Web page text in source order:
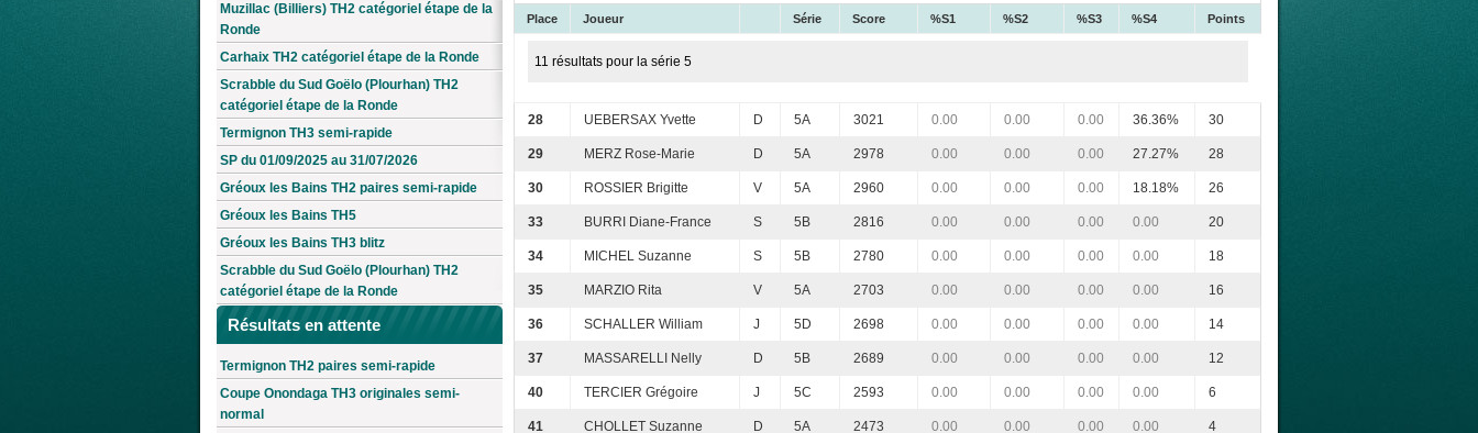
Muzillac (Billiers) TH2 catégoriel étape de la
Ronde
Carhaix TH2 catégoriel étape de la Ronde
Scrabble du Sud Goëlo (Plourhan) TH2
catégoriel étape de la Ronde
Termignon TH3 semi-rapide
SP du 01/09/2025 au 31/07/2026
Gréoux les Bains TH2 paires semi-rapide
Gréoux les Bains TH5
Gréoux les Bains TH3 blitz
Scrabble du Sud Goëlo (Plourhan) TH2
catégoriel étape de la Ronde
Résultats en attente
Termignon TH2 paires semi-rapide
Coupe Onondaga TH3 originales semi-
normal
Place Joueur Série Score %S1 %S2 %S3 %S4 Points
11 résultats pour la série 5
28 UEBERSAX Yvette D 5A 3021 0.00 0.00 0.00 36.36% 30
29 MERZ Rose-Marie D 5A 2978 0.00 0.00 0.00 27.27% 28
30 ROSSIER Brigitte V 5A 2960 0.00 0.00 0.00 18.18% 26
33 BURRI Diane-France S 5B 2816 0.00 0.00 0.00 0.00 20
34 MICHEL Suzanne S 5B 2780 0.00 0.00 0.00 0.00 18
35 MARZIO Rita V 5A 2703 0.00 0.00 0.00 0.00 16
36 SCHALLER William J 5D 2698 0.00 0.00 0.00 0.00 14
37 MASSARELLI Nelly D 5B 2689 0.00 0.00 0.00 0.00 12
40 TERCIER Grégoire J 5C 2593 0.00 0.00 0.00 0.00 6
41 CHOLLET Suzanne D 5A 2473 0.00 0.00 0.00 0.00 4